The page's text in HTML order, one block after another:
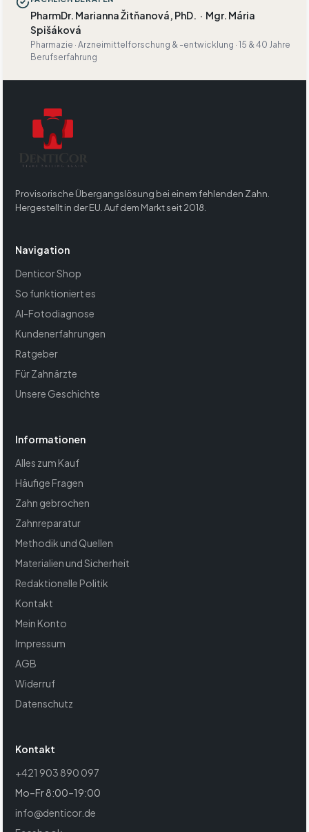
PharmDr. Marianna Žitňanová, PhD. · Mgr. Mária
Spišáková
Pharmazie · Arzneimittelforschung & -entwicklung · 15 & 40 Jahre
Berufserfahrung
Provisorische Übergangslösung bei einem fehlenden Zahn.
Hergestellt in der EU. Auf dem Markt seit 2018.
Navigation
Denticor Shop
So funktioniert es
AI-Fotodiagnose
Kundenerfahrungen
Ratgeber
Für Zahnärzte
Unsere Geschichte
Informationen
Alles zum Kauf
Häufige Fragen
Zahn gebrochen
Zahnreparatur
Methodik und Quellen
Materialien und Sicherheit
Redaktionelle Politik
Kontakt
Mein Konto
Impressum
AGB
Widerruf
Datenschutz
Kontakt
+421 903 890 097
Mo–Fr 8:00–19:00
info@denticor.de